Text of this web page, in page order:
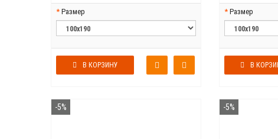
Размер
В КОРЗИНУ
Размер
В
-5% -5%